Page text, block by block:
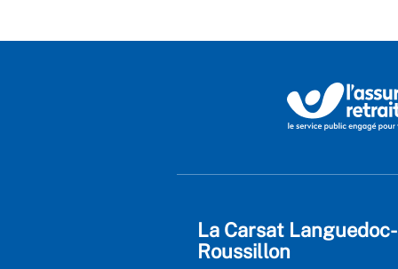
La Carsat Languedoc-
Roussillon